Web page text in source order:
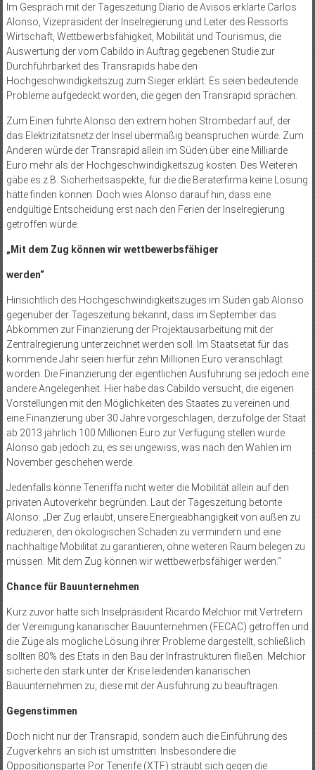
Im Gespräch mit der Tageszeitung Diario de Avisos erklärte Carlos
Alonso, Vizepräsident der Inselregierung und Leiter des Ressorts
Wirtschaft, Wettbewerbsfähigkeit, Mobilität und Tourismus, die
Auswertung der vom Cabildo in Auftrag gegebenen Studie zur
Durchführbarkeit des Transrapids habe den
Hochgeschwindigkeitszug zum Sieger erklärt. Es seien bedeutende
Probleme aufgedeckt worden, die gegen den Transrapid sprächen.
Zum Einen führte Alonso den extrem hohen Strombedarf auf, der
das Elektrizitätsnetz der Insel übermäßig beanspruchen würde. Zum
Anderen würde der Transrapid allein im Süden über eine Milliarde
Euro mehr als der Hochgeschwindigkeitszug kosten. Des Weiteren
gäbe es z.B. Sicherheitsaspekte, für die die Beraterfirma keine Lösung
hätte finden können. Doch wies Alonso darauf hin, dass eine
endgültige Entscheidung erst nach den Ferien der Inselregierung
getroffen würde.
„Mit dem Zug können wir wettbewerbsfähiger
werden“
Hinsichtlich des Hochgeschwindigkeitszuges im Süden gab Alonso
gegenüber der Tageszeitung bekannt, dass im September das
Abkommen zur Finanzierung der Projektausarbeitung mit der
Zentralregierung unterzeichnet werden soll. Im Staatsetat für das
kommende Jahr seien hierfür zehn Millionen Euro veranschlagt
worden. Die Finanzierung der eigentlichen Ausführung sei jedoch eine
andere Angelegenheit. Hier habe das Cabildo versucht, die eigenen
Vorstellungen mit den Möglichkeiten des Staates zu vereinen und
eine Finanzierung über 30 Jahre vorgeschlagen, derzufolge der Staat
ab 2013 jährlich 100 Millionen Euro zur Verfügung stellen würde.
Alonso gab jedoch zu, es sei ungewiss, was nach den Wahlen im
November geschehen werde.
Jedenfalls könne Teneriffa nicht weiter die Mobilität allein auf den
privaten Autoverkehr begründen. Laut der Tageszeitung betonte
Alonso: „Der Zug erlaubt, unsere Energieabhängigkeit von außen zu
reduzieren, den ökologischen Schaden zu vermindern und eine
nachhaltige Mobilität zu garantieren, ohne weiteren Raum belegen zu
müssen. Mit dem Zug können wir wettbewerbsfähiger werden.“
Chance für Bauunternehmen
Kurz zuvor hatte sich Inselpräsident Ricardo Melchior mit Vertretern
der Vereinigung kanarischer Bauunternehmen (FECAC) getroffen und
die Züge als mögliche Lösung ihrer Probleme dargestellt, schließlich
sollten 80% des Etats in den Bau der Infrastrukturen fließen. Melchior
sicherte den stark unter der Krise leidenden kanarischen
Bauunternehmen zu, diese mit der Ausführung zu beauftragen.
Gegenstimmen
Doch nicht nur der Transrapid, sondern auch die Einführung des
Zugverkehrs an sich ist umstritten. Insbesondere die
Oppositionspartei Por Tenerife (XTF) sträubt sich gegen die